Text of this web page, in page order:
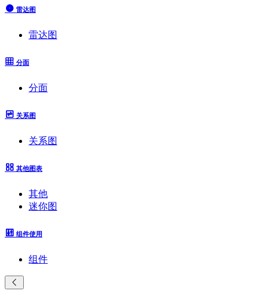
雷达图
雷达图
分面
分面
关系图
关系图
其他图表
其他
迷你图
组件使用
组件